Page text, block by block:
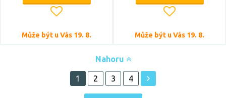
Může být u Vás 19. 8. Může být u Vás 19. 8.
Nahoru
1 2 3 4